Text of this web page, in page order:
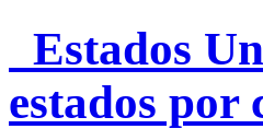
Estados
estados